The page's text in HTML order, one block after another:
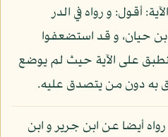
أقول: و رواه في الدر
حيان، و قد استضعفوا
على الآية حيث لم يوضع
به دون من يتصدق عليه.
أيضا عن ابن جرير و ابن